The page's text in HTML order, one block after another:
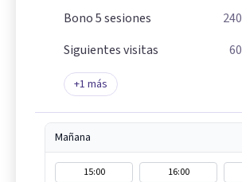
Bono 5 sesiones
240
Siguientes visitas
60
+1 más
Mañana
15:00 16:00